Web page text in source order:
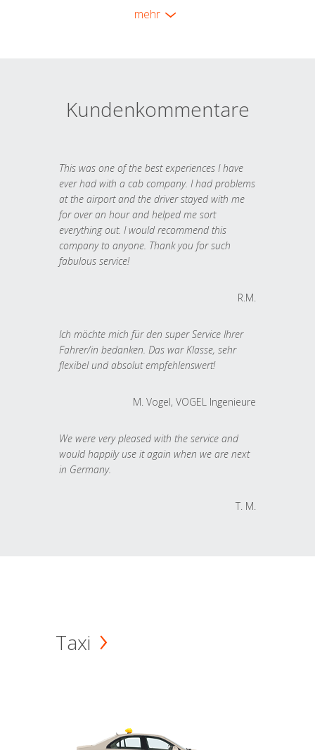
mehr
Kundenkommentare
This was one of the best experiences I have
ever had with a cab company. I had problems
at the airport and the driver stayed with me
for over an hour and helped me sort
everything out. I would recommend this
company to anyone. Thank you for such
fabulous service!
R.M.
Ich möchte mich für den super Service Ihrer
Fahrer/in bedanken. Das war Klasse, sehr
flexibel und absolut empfehlenswert!
M. Vogel, VOGEL Ingenieure
We were very pleased with the service and
would happily use it again when we are next
in Germany.
T. M.
Taxi